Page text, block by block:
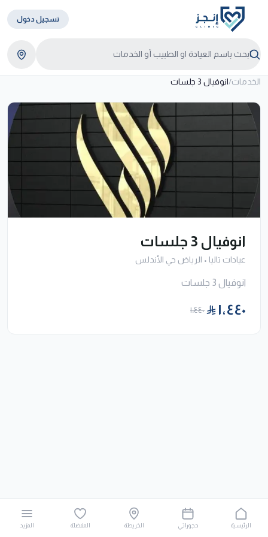
تسجيل دخول
الخدمات/انوفيال 3 جلسات
انوفيال 3 جلسات
عيادات تاليا • الرياض حي الأندلس
انوفيال 3 جلسات
١٬٤٤٠ ١٬٤٤٠
الرئيسية حجوزاتي الخريطة المفضلة المزيد